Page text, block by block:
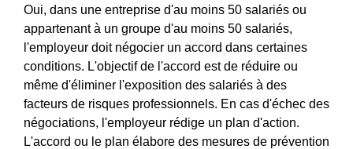
Oui, dans une entreprise d'au moins 50 salariés ou
appartenant à un groupe d'au moins 50 salariés,
l'employeur doit négocier un accord dans certaines
conditions. L'objectif de l'accord est de réduire ou
même d'éliminer l'exposition des salariés à des
facteurs de risques professionnels. En cas d'échec des
négociations, l'employeur rédige un plan d'action.
L'accord ou le plan élabore des mesures de prévention